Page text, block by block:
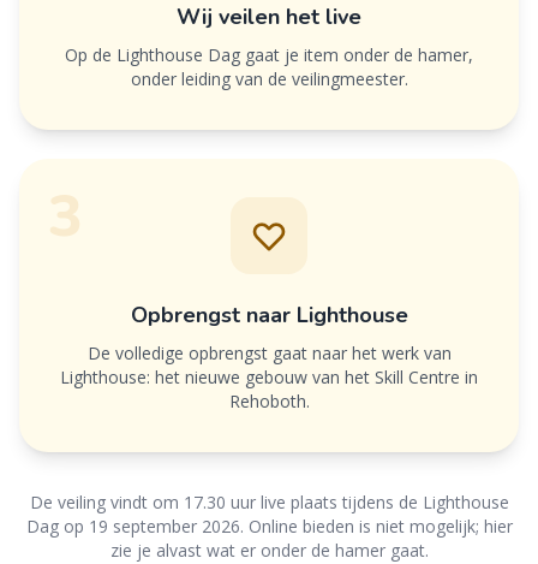
Wij veilen het live
Op de Lighthouse Dag gaat je item onder de hamer,
onder leiding van de veilingmeester.
3
Opbrengst naar Lighthouse
De volledige opbrengst gaat naar het werk van
Lighthouse: het nieuwe gebouw van het Skill Centre in
Rehoboth.
De veiling vindt om 17.30 uur live plaats tijdens de Lighthouse
Dag op 19 september 2026. Online bieden is niet mogelijk; hier
zie je alvast wat er onder de hamer gaat.